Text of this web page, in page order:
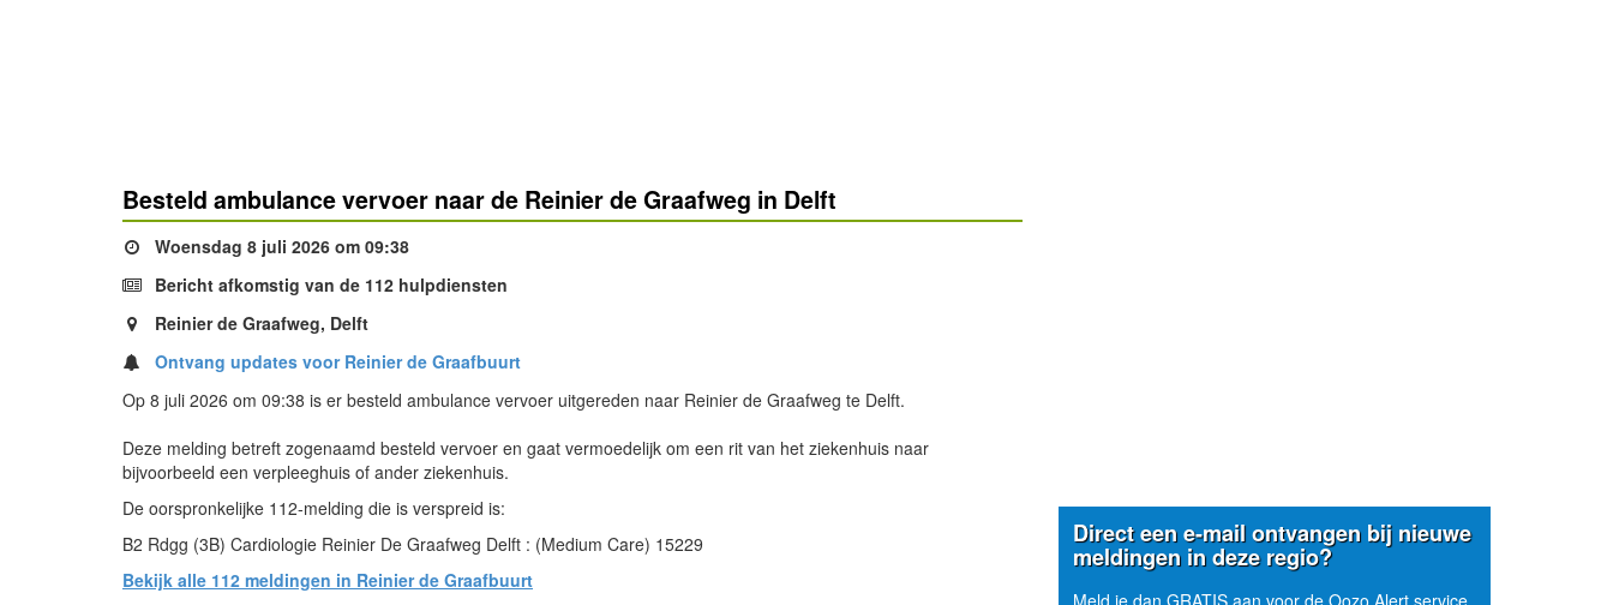
Besteld ambulance vervoer naar de Reinier de Graafweg in Delft
Woensdag 8 juli 2026 om 09:38
Bericht afkomstig van de 112 hulpdiensten
Reinier de Graafweg, Delft
Ontvang updates voor Reinier de Graafbuurt
Op 8 juli 2026 om 09:38 is er besteld ambulance vervoer uitgereden naar Reinier de Graafweg te Delft.
Deze melding betreft zogenaamd besteld vervoer en gaat vermoedelijk om een rit van het ziekenhuis naar
bijvoorbeeld een verpleeghuis of ander ziekenhuis.
De oorspronkelijke 112-melding die is verspreid is:
B2 Rdgg (3B) Cardiologie Reinier De Graafweg Delft : (Medium Care) 15229
Bekijk alle 112 meldingen in Reinier de Graafbuurt
Direct een e-mail ontvangen bij nieuwe
meldingen in deze regio?
Meld je dan GRATIS aan voor de Oozo Alert service